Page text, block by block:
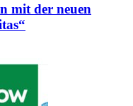
mit der neuen